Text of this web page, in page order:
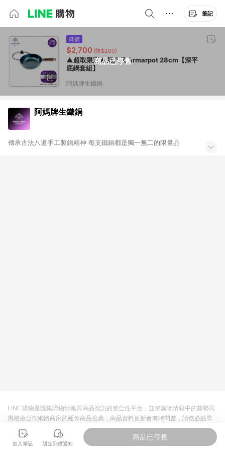
筆記
商品已停售
降價
$2,700 (降$200)
▲超取限定▲第八代 Armarpot 28cm【深平
底鍋套組】
阿媽牌生鐵鍋
阿媽牌生鐵鍋
傳承古法八道手工製鍋精神 每支鐵鍋都是獨一無二的限量品
加入筆記 設定到價通知
商品已停售
LINE 購物是匯集購物情報與商品資訊的整合性平台，並依購物情報中的趨勢與
風格做合作網路商家的延伸商品推薦，商品資料更新會有時間差，請務必點擊
商品至各合作網路商家，確認現售價與購物條件，一切資訊以合作廠商網頁為
準。